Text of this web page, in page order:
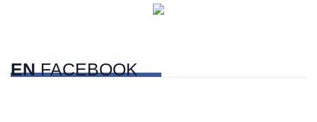
PetFriendly en la CDMX
ENFACEBOOK